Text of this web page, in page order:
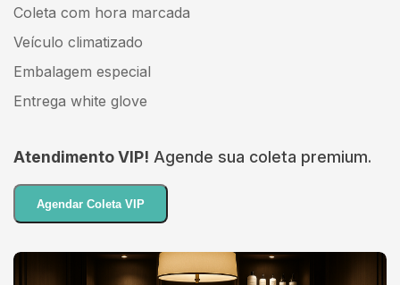
Coleta com hora marcada
Veículo climatizado
Embalagem especial
Entrega white glove
Atendimento VIP! Agende sua coleta premium.
Agendar Coleta VIP